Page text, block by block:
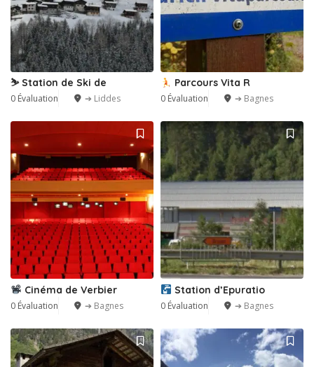
⛷️ Station de Ski de
0 Évaluation ➔ Liddes
Parcours Vita R
0 Évaluation ➔ Bagnes
Cinéma de Verbier
0 Évaluation ➔ Bagnes
Station d’Epuratio
0 Évaluation ➔ Bagnes